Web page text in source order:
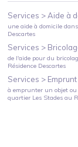
Services > Aide à
une aide à domicile
Descartes
Services >
de l'aide pour du
Résidence Descartes
Services >
à emprunter un objet
quartier Les Stades au